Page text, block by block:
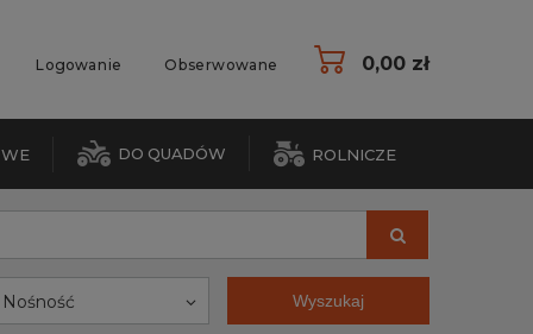
Logowanie Obserwowane 0,00 zł
DO QUADÓW ROLNICZE
Nośność Wyszukaj